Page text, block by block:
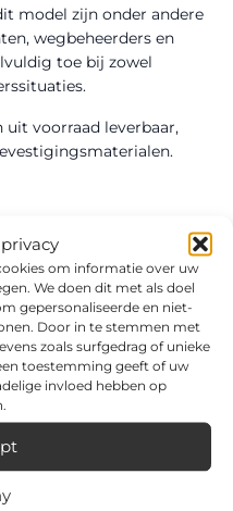
om informatie over uw
We doen dit met als doel
gepersonaliseerde en niet-
Door in te stemmen met
zoals surfgedrag of unieke
toestemming geeft of uw
invloed hebben op
model zijn onder andere
wegbeheerders en
toe bij zowel
voorraad leverbaar,